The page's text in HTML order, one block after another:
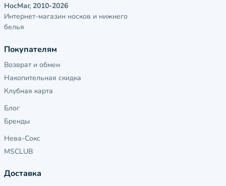
НосМаг, 2010-2026
Интернет-магазин носков и нижнего
белья
Покупателям
Возврат и обмен
Накопительная скидка
Клубная карта
Блог
Бренды
Нева-Сокс
MSCLUB
Доставка